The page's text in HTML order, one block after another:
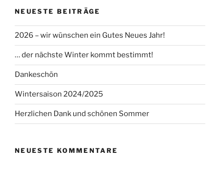
NEUESTE BEITRÄGE
2026 – wir wünschen ein Gutes Neues Jahr!
… der nächste Winter kommt bestimmt!
Dankeschön
Wintersaison 2024/2025
Herzlichen Dank und schönen Sommer
NEUESTE KOMMENTARE